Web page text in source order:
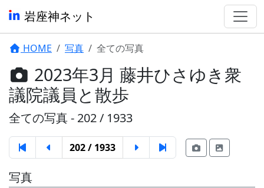
岩座神ネット
HOME 写真 全ての写真
2023年3月 藤井ひさゆき衆
議院議員と散歩
全ての写真 - 202 / 1933
202 / 1933
写真